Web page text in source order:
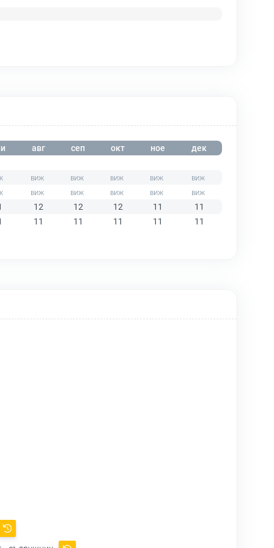
авг сеп окт ное дек
12 12 12 11
11
11 11 11 11 11